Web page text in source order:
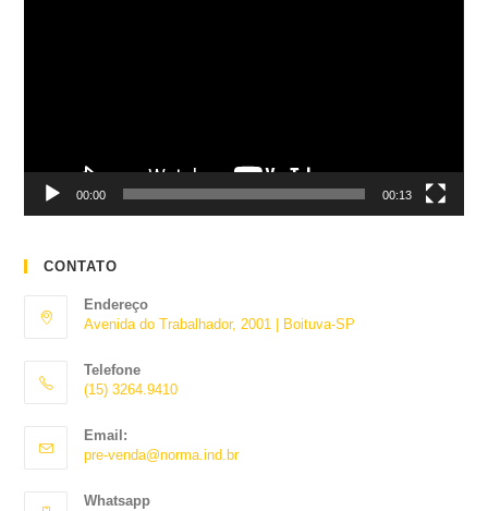
00:00 00:13
CONTATO
Endereço
Avenida do Trabalhador, 2001 | Boituva-SP
Telefone
(15) 3264.9410
em
seu
Email:
pre-venda@norma.ind.brAbre
Whatsapp